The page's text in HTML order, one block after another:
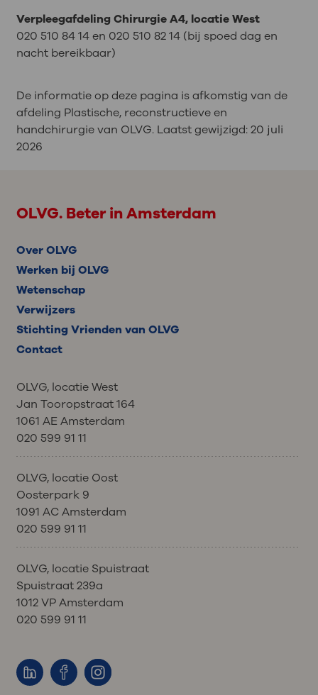
Verpleegafdeling Chirurgie A4, locatie West
020 510 84 14 en 020 510 82 14 (bij spoed dag en
nacht bereikbaar)
De informatie op deze pagina is afkomstig van de
afdeling Plastische, reconstructieve en
handchirurgie van OLVG. Laatst gewijzigd:20 juli
2026
OLVG. Beter in Amsterdam
Over OLVG
Werken bij OLVG
Wetenschap
Verwijzers
Stichting Vrienden van OLVG
Contact
OLVG, locatie West
Jan Tooropstraat 164
1061 AE Amsterdam
020 599 91 11
OLVG, locatie Oost
Oosterpark 9
1091 AC Amsterdam
020 599 91 11
OLVG, locatie Spuistraat
Spuistraat 239a
1012 VP Amsterdam
020 599 91 11